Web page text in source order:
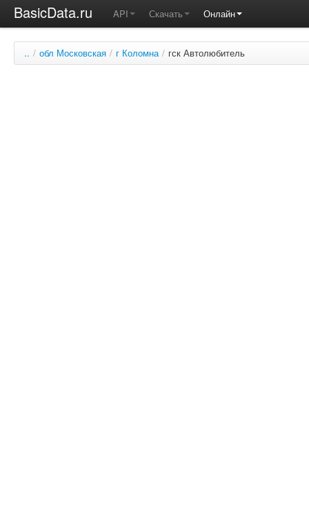
BasicData.ru API Скачать Онлайн
.. / обл Московская / г Коломна / гск Автолюбитель